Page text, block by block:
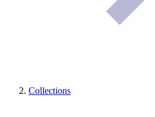
Collections